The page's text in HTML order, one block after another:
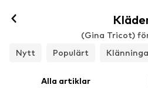
(Gina Tricot)
Nytt
Populärt
Alla artiklar